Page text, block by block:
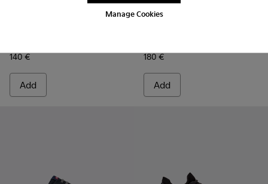
Manage Cookies
Peu Touring - K300305-027 - Black Leather Sneakers for
Peu Touring - K300305-025
Peu Touring - K300305-024
Peu Touring - K300305-023
Peu Touring - K300305-021
Peu Touring - K300305-
140 €
Add
Peu Serra - K101075-010 -
180 €
Add